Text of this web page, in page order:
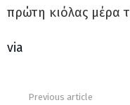
πρώτη κιόλας μέρα
via
Previous article